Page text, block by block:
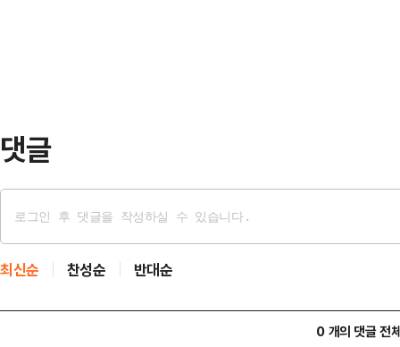
댓글
최신순 찬성순 반대순
0 개의 댓글 전